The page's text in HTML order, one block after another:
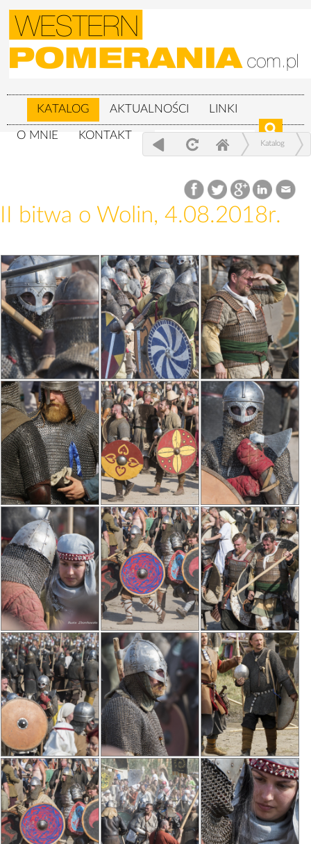
KATALOG AKTUALNOŚCI LINKI
O MNIE KONTAKT
Katalog
5.08.2018r.
II bitwa o Wolin, 4.08.2018r.
II bitwa o Wolin, 4.08.2018r.